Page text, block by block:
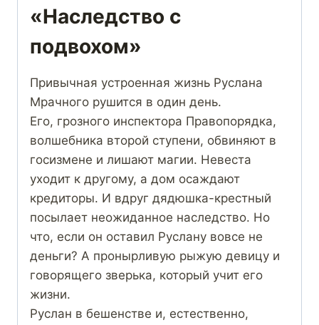
«Наследство с
подвохом»
Привычная устроенная жизнь Руслана
Мрачного рушится в один день.
Его, грозного инспектора Правопорядка,
волшебника второй ступени, обвиняют в
госизмене и лишают магии. Невеста
уходит к другому, а дом осаждают
кредиторы. И вдруг дядюшка-крестный
посылает неожиданное наследство. Но
что, если он оставил Руслану вовсе не
деньги? А пронырливую рыжую девицу и
говорящего зверька, который учит его
жизни.
Руслан в бешенстве и, естественно,